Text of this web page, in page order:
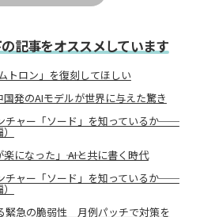
記事をオススメしています
トロン」を復刻してほしい
発のAIモデルが世界に与えた驚き
チャー「ソード」を知っているか──
になった」―― AIと共に書く時代
チャー「ソード」を知っているか──
緊急の脆弱性 月例パッチで対策を